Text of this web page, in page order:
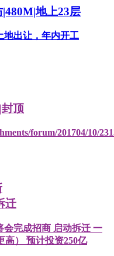
地上23层
地出让，年内开工
顶
forum/201704/10/
迁
会完成招商 启动拆迁 一
高） 预计投资250亿